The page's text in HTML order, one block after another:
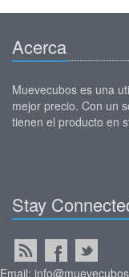
Acerca
Muevecubos es una
mejor precio. Con un
tienen el producto en
Stay
Email: